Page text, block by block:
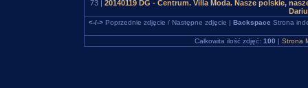
73 | 20140119 DG - Centrum. Villa Moda. Nasze polskie,
<-/->Poprzednie zdjęcie / Następne zdjęcie | Backspace Strona
Całkowita ilość zdjęć: 100 | Strona